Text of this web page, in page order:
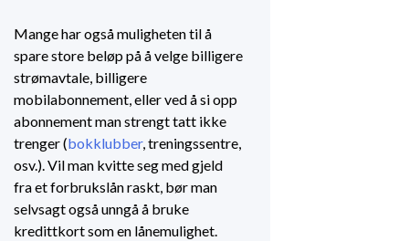
Mange har også muligheten til å
spare store beløp på å velge billigere
strømavtale, billigere
mobilabonnement, eller ved å si opp
abonnement man strengt tatt ikke
trenger (bokklubber, treningssentre,
osv.). Vil man kvitte seg med gjeld
fra et forbrukslån raskt, bør man
selvsagt også unngå å bruke
kredittkort som en lånemulighet.